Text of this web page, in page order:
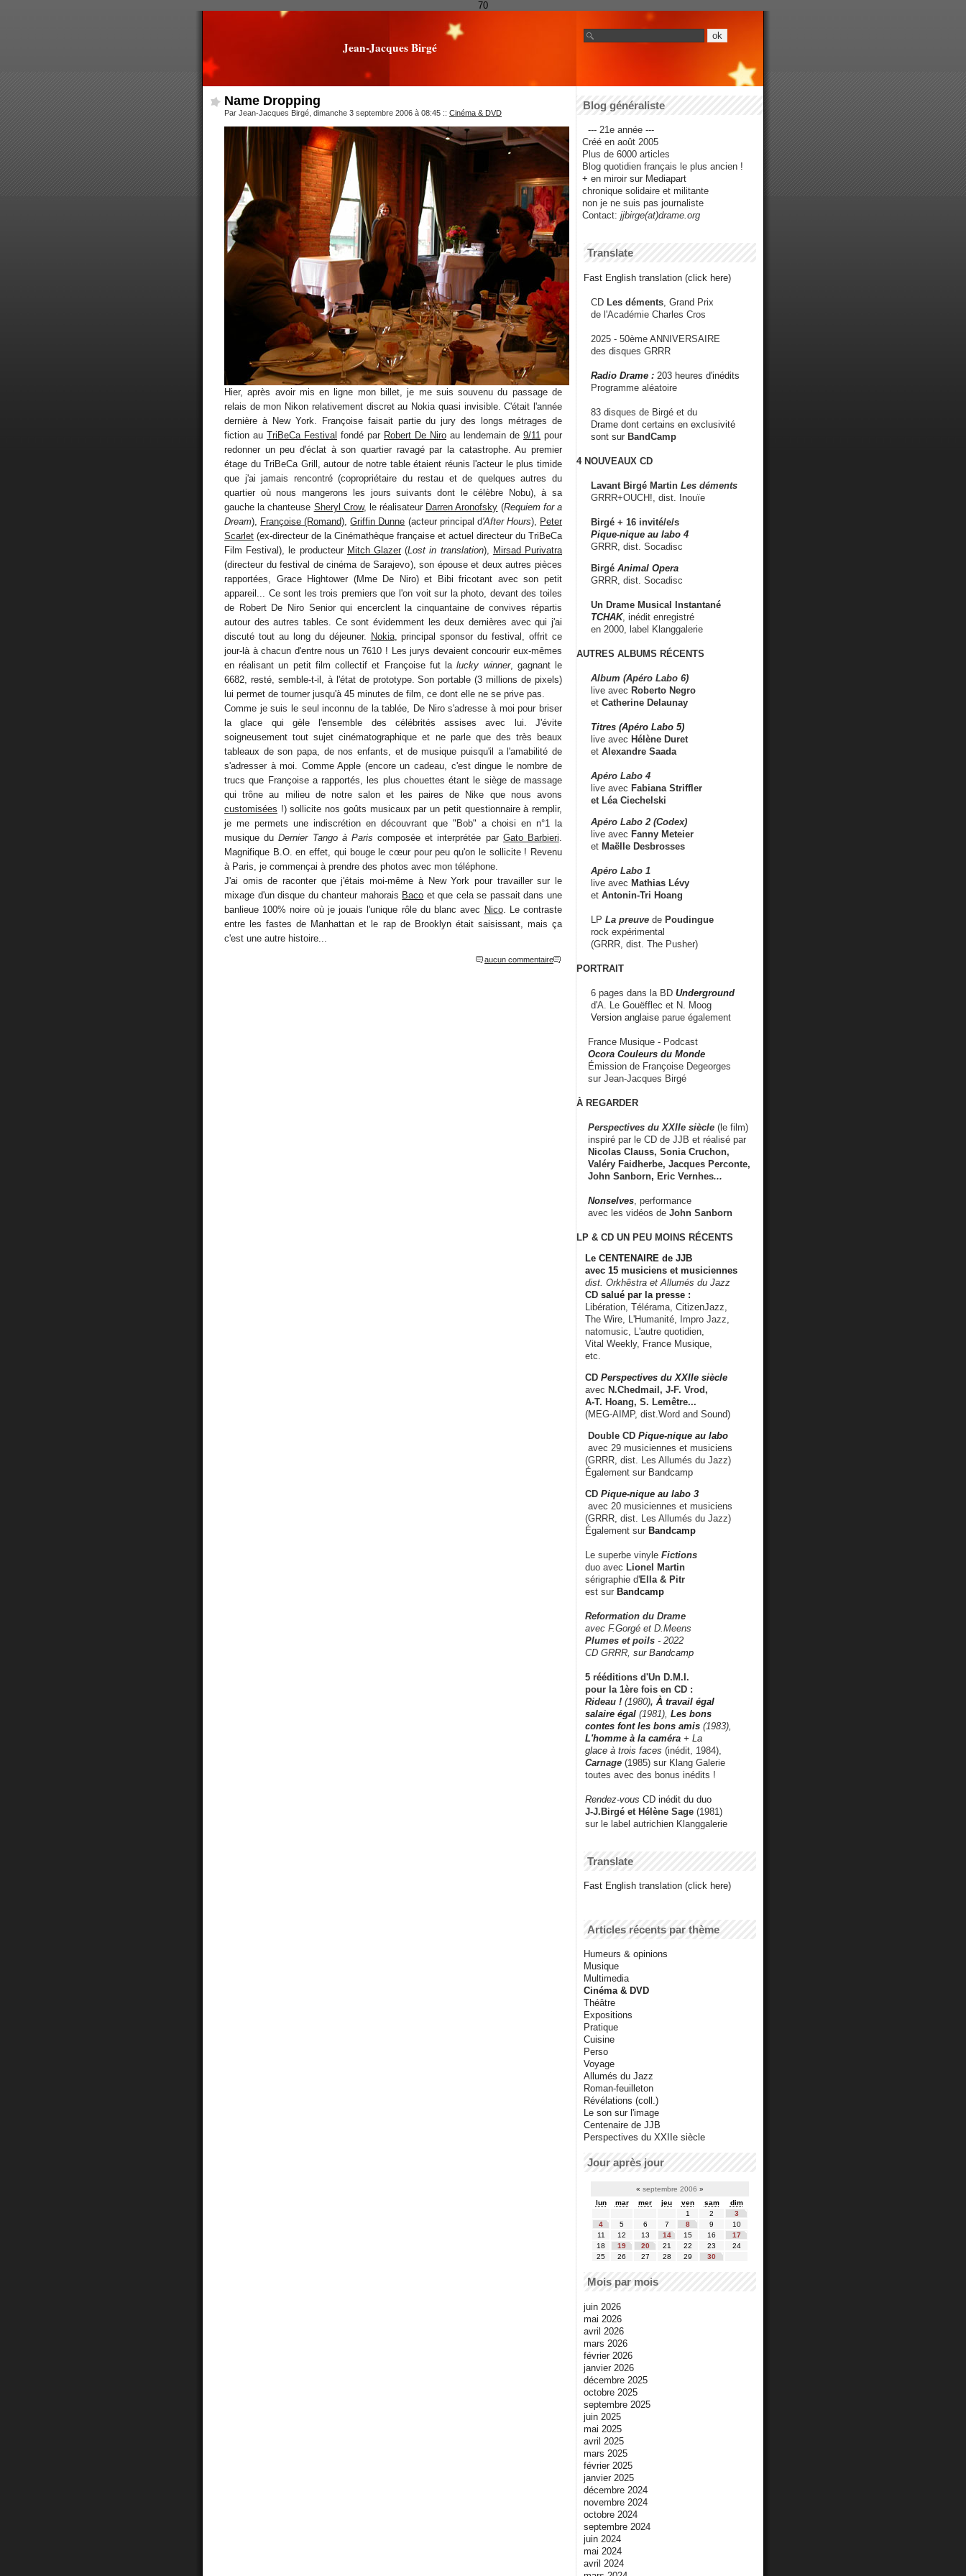
70
Jean-Jacques Birgé
Name Dropping
Par Jean-Jacques Birgé, dimanche 3 septembre 2006 à 08:45 :: Cinéma & DVD
Hier, après avoir mis en ligne mon billet, je me suis souvenu du passage de
relais de mon Nikon relativement discret au Nokia quasi invisible. C'était l'année
dernière à New York. Françoise faisait partie du jury des longs métrages de
fiction au TriBeCa Festival fondé par Robert De Niro au lendemain de 9/11 pour
redonner un peu d'éclat à son quartier ravagé par la catastrophe. Au premier
étage du TriBeCa Grill, autour de notre table étaient réunis l'acteur le plus timide
que j'ai jamais rencontré (copropriétaire du restau et de quelques autres du
quartier où nous mangerons les jours suivants dont le célèbre Nobu), à sa
gauche la chanteuse Sheryl Crow, le réalisateur Darren Aronofsky (Requiem for a
Dream), Françoise (Romand) ,Griffin Dunne (acteur principal d'After Hours),
Peter
Scarlet (ex-directeur de la Cinémathèque française et actuel directeur du TriBeCa
Film Festival), le producteur Mitch Glazer (Lost in translation),
Mirsad Purivatra
(directeur du festival de cinéma de Sarajevo), son épouse et deux autres pièces
rapportées, Grace Hightower (Mme De Niro) et Bibi fricotant avec son petit
appareil... Ce sont les trois premiers que l'on voit sur la photo, devant des toiles
de Robert De Niro Senior qui encerclent la cinquantaine de convives répartis
autour des autres tables. Ce sont évidemment les deux dernières avec qui j'ai
discuté tout au long du déjeuner.
Nokia, principal sponsor du festival, offrit ce
jour-là à chacun d'entre nous un 7610 ! Les jurys devaient concourir eux-mêmes
en réalisant un petit film collectif et Françoise fut lalucky winner, gagnant le
6682, resté, semble-t-il, à l'état de prototype. Son portable (3 millions de pixels)
lui permet de tourner jusqu'à 45 minutes de film, ce dont elle ne se prive pas.
Comme je suis le seul inconnu de la tablée, De Niro s'adresse à moi pour briser
la glace qui gèle l'ensemble des célébrités assises avec lui. J'évite
soigneusement tout sujet cinématographique et ne parle que des très beaux
tableaux de son papa, de nos enfants, et de musique puisqu'il a l'amabilité de
s'adresser à moi. Comme Apple (encore un cadeau, c'est dingue le nombre de
trucs que Françoise a rapportés, les plus chouettes étant le siège de massage
qui trône au milieu de notre salon et les paires de Nike que nous avons
customisées !) sollicite nos goûts musicaux par un petit questionnaire à remplir,
je me permets une indiscrétion en découvrant que "Bob" a choisi en n°1 la
musique duDernier Tango à Paris composée et interprétée par Gato Barbieri
Magnifique B.O. en effet, qui bouge le cœur pour peu qu'on le sollicite ! Revenu
à Paris, je commençai à prendre des photos avec mon téléphone.
J'ai omis de raconter que j'étais moi-même à New York pour travailler sur le
mixage d'un disque du chanteur mahorais Baco et que cela se passait dans une
banlieue 100% noire où je jouais l'unique rôle du blanc avec Nico. Le contraste
entre les fastes de Manhattan et le rap de Brooklyn était saisissant, mais ça
c'est une autre histoire...
aucun commentaire
Blog généraliste
--- 21e année ---
Créé en août 2005
Plus de 6000 articles
Blog quotidien français le plus ancien !
+ en miroir sur Mediapart
chronique solidaire et militante
non je ne suis pas journaliste
Contact: jjbirge(at)drame.org
Translate
Fast English translation (click here)
CD Les déments , Grand Prix
de l'Académie Charles Cros
2025 - 50ème ANNIVERSAIRE
des disques GRRR
Radio Drame : 203 heures d'inédits
Programme aléatoire
83 disques de Birgé et du
Drame dont certains en exclusivité
sont sur BandCamp
4 NOUVEAUX CD
Lavant Birgé Martin Les déments
GRRR+OUCH!, dist. Inouïe
Birgé + 16 invité/e/s
Pique-nique au labo 4
GRRR, dist. Socadisc
Birgé Animal Opera
GRRR, dist. Socadisc
Un Drame Musical Instantané
TCHAK, inédit enregistré
en 2000, label Klanggalerie
AUTRES ALBUMS RÉCENTS
Album (Apéro Labo 6)
live avec Roberto Negro
et Catherine Delaunay
Titres (Apéro Labo 5)
live avec Hélène Duret
et Alexandre Saada
Apéro Labo 4
live avec Fabiana Striffler
et Léa Ciechelski
Apéro Labo 2 (Codex)
live avec Fanny Meteier
et Maëlle Desbrosses
Apéro Labo 1
live avec Mathias Lévy
et Antonin-Tri Hoang
LP La preuve de Poudingue
rock expérimental
(GRRR, dist. The Pusher)
PORTRAIT
6 pages dans la BD Underground
d'A. Le Gouëfflec et N. Moog
Version anglaise parue également
France Musique - Podcast
Ocora Couleurs du Monde
Émission de Françoise Degeorges
sur Jean-Jacques Birgé
À REGARDER
Perspectives du XXIIe siècle (le film)
inspiré par le CD de JJB et réalisé par
Nicolas Clauss, Sonia Cruchon,
Valéry Faidherbe, Jacques Perconte,
John Sanborn, Eric Vernhes...
Nonselves , performance
avec les vidéos de John Sanborn
LP & CD UN PEU MOINS RÉCENTS
Le CENTENAIRE de JJB
avec 15 musiciens et musiciennes
dist. Orkhêstra et Allumés du Jazz
CD salué par la presse :
Libération, Télérama, CitizenJazz,
The Wire, L'Humanité, Impro Jazz,
natomusic, L'autre quotidien,
Vital Weekly, France Musique,
etc.
CD Perspectives du XXIIe siècle
avec N.Chedmail, J-F. Vrod,
A-T. Hoang, S. Lemêtre...
(MEG-AIMP, dist.Word and Sound)
Double CD Pique-nique au labo
avec 29 musiciennes et musiciens
(GRRR, dist. Les Allumés du Jazz)
Également sur Bandcamp
CD Pique-nique au labo 3
avec 20 musiciennes et musiciens
(GRRR, dist. Les Allumés du Jazz)
Également sur Bandcamp
Le superbe vinyle Fictions
duo avec Lionel Martin
sérigraphie d'Ella & Pitr
est sur Bandcamp
Reformation du Drame
avec F.Gorgé et D.Meens
Plumes et poils - 2022
CD GRRR, sur Bandcamp
5 rééditions d'Un D.M.I.
pour la 1ère fois en CD :
Rideau ! (1980), À travail égal
salaire égal (1981), Les bons
contes font les bons amis (1983),
L'homme à la caméra + La
glace à trois faces (inédit, 1984),
Carnage (1985) sur Klang Galerie
toutes avec des bonus inédits !
Rendez-vous CD inédit du duo
J-J.Birgé et Hélène Sage (1981)
sur le label autrichien Klanggalerie
Translate
Fast English translation (click here)
Articles récents par thème
Humeurs & opinions
Musique
Multimedia
Cinéma & DVD
Théâtre
Expositions
Pratique
Cuisine
Perso
Voyage
Allumés du Jazz
Roman-feuilleton
Révélations (coll.)
Le son sur l'image
Centenaire de JJB
Perspectives du XXIIe siècle
Jour après jour
« septembre 2006 »
lun
mar mer jeu ven sam
dim
1
2
3
4
5 6 7 8 9
10
11
12 13 14 15 16
17
18
19 20 21 22 23
24
25
26 27 28 29 30
Mois par mois
juin 2026
mai 2026
avril 2026
mars 2026
février 2026
janvier 2026
décembre 2025
octobre 2025
septembre 2025
juin 2025
mai 2025
avril 2025
mars 2025
février 2025
janvier 2025
décembre 2024
novembre 2024
octobre 2024
septembre 2024
juin 2024
mai 2024
avril 2024